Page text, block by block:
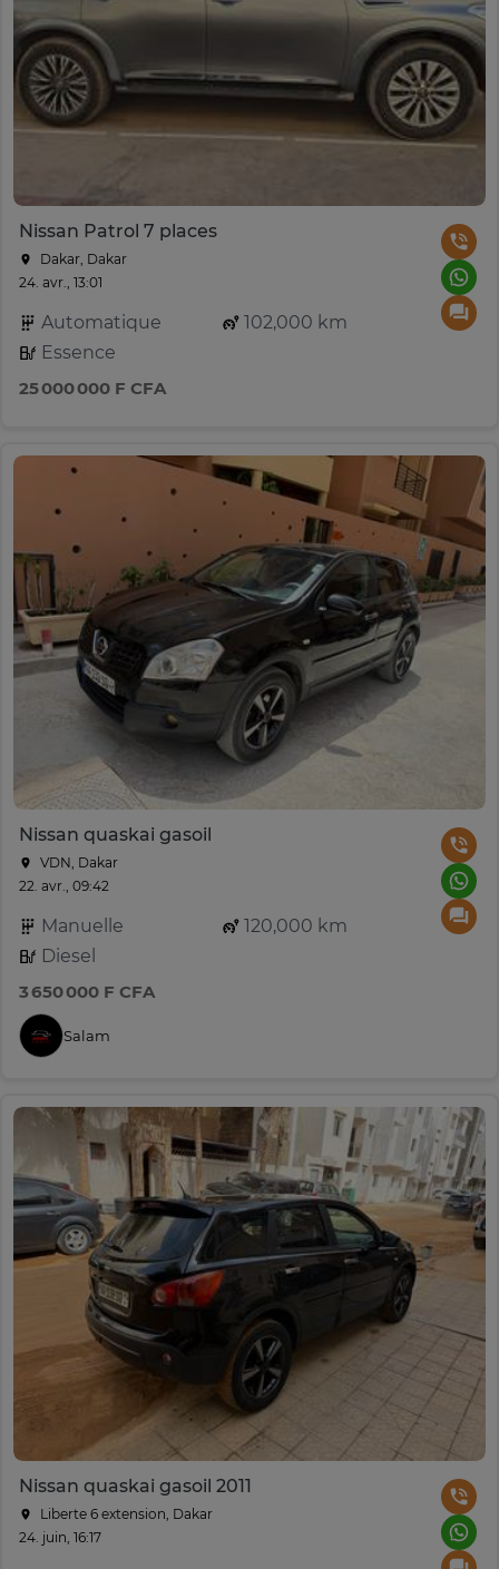
Nissan Patrol 7 places
Dakar, Dakar
24. avr., 13:01
Automatique
102,000 km
Essence
25 000 000 F CFA
Nissan quaskai gasoil
VDN, Dakar
22. avr., 09:42
Manuelle
120,000 km
Diesel
3 650 000 F CFA
Salam
Nissan quaskai gasoil 2011
Liberte 6 extension, Dakar
24. juin, 16:17